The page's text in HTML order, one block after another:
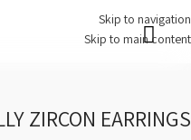
Skip to navigation
Skip to main content
ZIRCON EARRINGS